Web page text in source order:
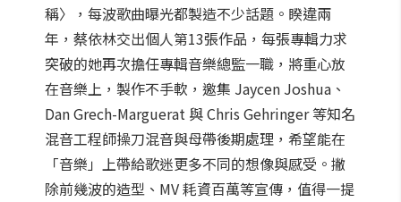
稱〉，每波歌曲曝光都製造不少話題。睽違兩
年，蔡依林交出個人第13張作品，每張專輯力求
突破的她再次擔任專輯音樂總監一職，將重心放
在音樂上，製作不手軟，邀集 Jaycen Joshua、
Dan Grech-Marguerat 與 Chris Gehringer 等知名
混音工程師操刀混音與母帶後期處理，希望能在
「音樂」上帶給歌迷更多不同的想像與感受。撇
除前幾波的造型、MV 耗資百萬等宣傳，值得一提